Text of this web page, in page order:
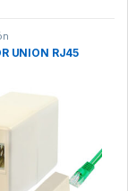
UNION RJ45